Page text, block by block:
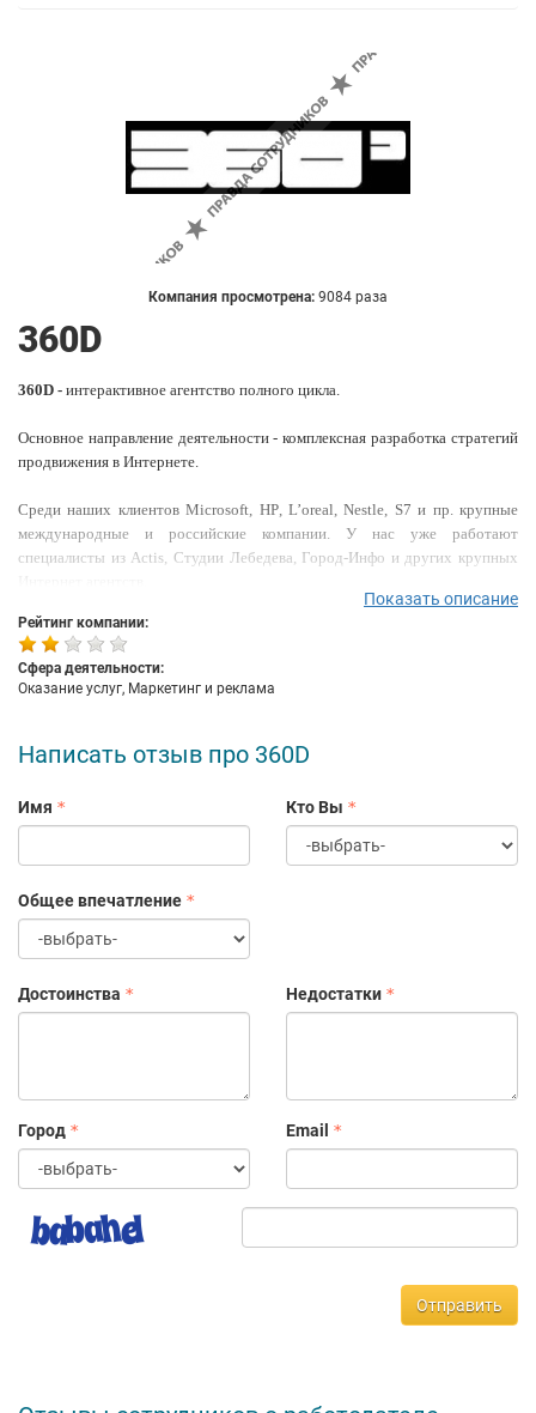
Компания просмотрена: 9084 раза
360D
360D - интерактивное агентство полного цикла.
Основное направление деятельности - комплексная разработка стратегий
продвижения в Интернете.
Среди наших клиентовMicrosoft, HP, L’oreal,Nestle, S7 и пр. крупные
международные и российские компании. У нас уже работают
специалисты из Actis, Студии Лебедева, Город-Инфо и других крупных
Показать описание
Рейтинг компании:
Сфера деятельности:
Оказание услуг, Маркетинг и реклама
Написать отзыв про 360D
Имя Кто Вы
Общее впечатление
Достоинства Недостатки
Город Email
Отправить